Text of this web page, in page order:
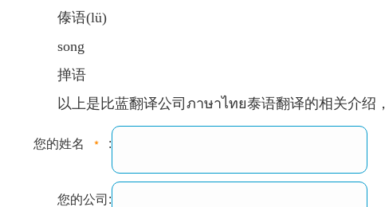
傣语(lü)
song
掸语
以上是比蓝翻译公司ภาษาไทย泰语翻译的相关介绍，
您的姓名 :
您的公司: